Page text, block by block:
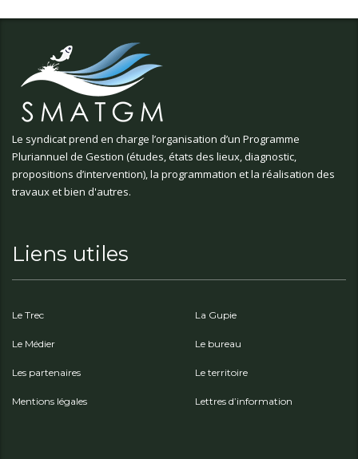
Le syndicat prend en charge l’organisation d’un Programme
Pluriannuel de Gestion (études, états des lieux, diagnostic,
propositions d’intervention), la programmation et la réalisation des
travaux et bien d'autres.
Liens utiles
Le Trec La Gupie
Le Médier Le bureau
Les partenaires Le territoire
Mentions légales Lettres d’information